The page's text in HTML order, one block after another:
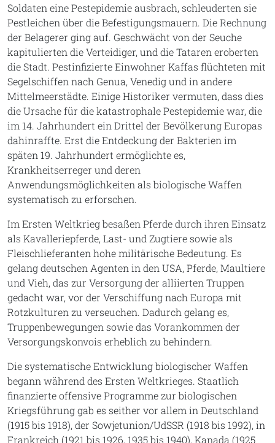
Soldaten eine Pestepidemie ausbrach, schleuderten sie
Pestleichen über die Befestigungsmauern. Die Rechnung
der Belagerer ging auf. Geschwächt von der Seuche
kapitulierten die Verteidiger, und die Tataren eroberten
die Stadt. Pestinfizierte Einwohner Kaffas flüchteten mit
Segelschiffen nach Genua, Venedig und in andere
Mittelmeerstädte. Einige Historiker vermuten, dass dies
die Ursache für die katastrophale Pestepidemie war, die
im 14. Jahrhundert ein Drittel der Bevölkerung Europas
dahinraffte. Erst die Entdeckung der Bakterien im
späten 19. Jahrhundert ermöglichte es,
Krankheitserreger und deren
Anwendungsmöglichkeiten als biologische Waffen
systematisch zu erforschen.
Im Ersten Weltkrieg besaßen Pferde durch ihren Einsatz
als Kavalleriepferde, Last- und Zugtiere sowie als
Fleischlieferanten hohe militärische Bedeutung. Es
gelang deutschen Agenten in den USA, Pferde, Maultiere
und Vieh, das zur Versorgung der alliierten Truppen
gedacht war, vor der Verschiffung nach Europa mit
Rotzkulturen zu verseuchen. Dadurch gelang es,
Truppenbewegungen sowie das Vorankommen der
Versorgungskonvois erheblich zu behindern.
Die systematische Entwicklung biologischer Waffen
begann während des Ersten Weltkrieges. Staatlich
finanzierte offensive Programme zur biologischen
Kriegsführung gab es seither vor allem in Deutschland
(1915 bis 1918), der Sowjetunion/UdSSR (1918 bis 1992), in
Frankreich (1921 bis 1926, 1935 bis 1940), Kanada (1925